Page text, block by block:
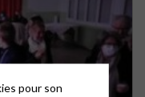
pour son